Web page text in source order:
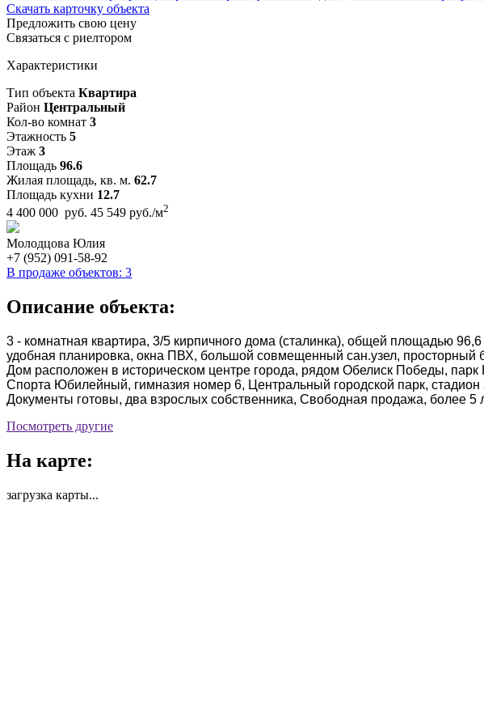
Скачать карточку объекта
Предложить свою цену
Связаться с риелтором
Характеристики
Тип объекта Квартира
Район Центральный
Кол-во комнат 3
Этажность 5
Этаж 3
Площадь 96.6
Жилая площадь, кв. м. 62.7
Площадь кухни 12.7
4 400 000 руб. 45 549 руб./м2
Молодцова Юлия
+7 (952) 091-58-92
В продаже объектов: 3
Описание объекта:
3 - комнатная квартира, 3/5 кирпичного дома (сталинка), общей площадью
удобная планировка, окна ПВХ, большой совмещенный сан.узел, просторный
Дом расположен в историческом центре города, рядом Обелиск Победы,
Спорта Юбилейный, гимназия номер 6, Центральный городской парк, стадион
Документы готовы, два взрослых собственника, Свободная продажа, более
Посмотреть другие
На карте:
загрузка карты...